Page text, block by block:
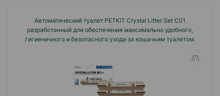
Автоматический туалет PETKIT Crystal Litter Set C01
разработанный для обеспечения максимально удобного,
гигиеничного и безопасного ухода за кошачьим туалетом.